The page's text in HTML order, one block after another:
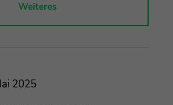
Weiteres
2025